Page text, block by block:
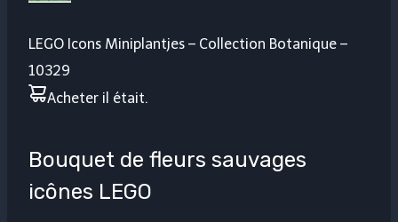
LEGO Icons Miniplantjes – Collection Botanique –
10329
Acheter il était.
Bouquet de fleurs sauvages
icônes LEGO